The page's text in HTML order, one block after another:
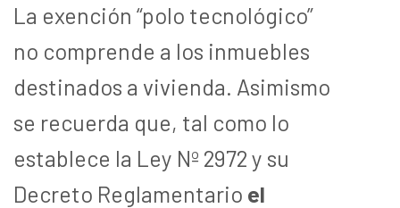
La exención “polo tecnológico”
no comprende a los inmuebles
destinados a vivienda. Asimismo
se recuerda que, tal como lo
establece la Ley Nº 2972 y su
Decreto Reglamentario el